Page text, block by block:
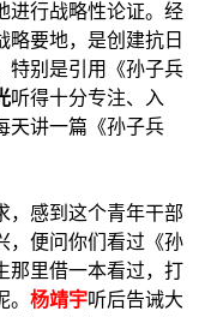
进行战略性论证。经
略要地，是创建抗日
特别是引用《孙子兵
听得十分专注、入
天讲一篇《孙子兵
，感到这个青年干部
，便问你们看过《孙
那里借一本看过，打
杨靖宇听后告诫大